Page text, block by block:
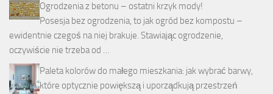
Ogrodzenia z betonu – ostatni krzyk mody!
Posesja bez ogrodzenia, to jak ogród bez kompostu –
ewidentnie czegoś na niej brakuje. Stawiając ogrodzenie,
oczywiście nie trzeba od …
Paleta kolorów do małego mieszkania: jak wybrać barwy,
które optycznie powiększą i uporządkują przestrzeń